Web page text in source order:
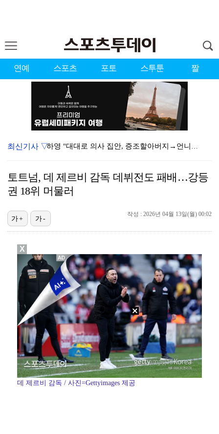
연예 스포츠 포토 스투툰 짤
하영 "대대로 의사 집안, 증조할아버지→언니까지"(옥문…
'유부녀킬러', 3회 연속 상승세…시청률 8.3%
'오디세이' 흥행 계속…박스오피스 1위 독주 [무비투데…
돌아온 안보현…'재벌X형사' 시즌2, 첫방 시청률 6.…
김상식호 베트남, 캄보디아에 3-1 완승…A조 1위로 …
이한범, 벨기에 데뷔전서부터 풀타임 활약…경기 최우수선…
김민재, 애스턴 빌라와의 친선전서 헤더골 폭발…뮌헨도 …
최신기사 ▽
토트넘, 데 제르비 감독 데뷔전도 패배…강등
권 18위 머물러
작성 : 2026년 04월 13일(월) 00:02
가+ 가-
데 제르비 감독 / 사진=Gettyimages 제공
X